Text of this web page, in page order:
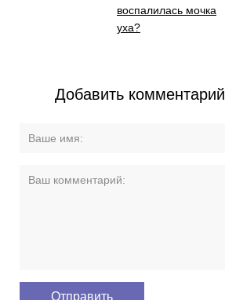
воспалилась мочка
уха?
Добавить комментарий